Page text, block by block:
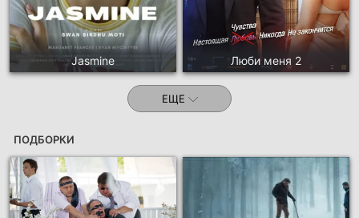
Jasmine Люби меня 2
ЕЩЕ
ПОДБОРКИ